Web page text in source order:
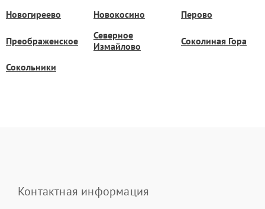
Новогиреево Новокосино Перово
Преображенское
Северное
Измайлово
Соколиная Гора
Сокольники
Контактная информация